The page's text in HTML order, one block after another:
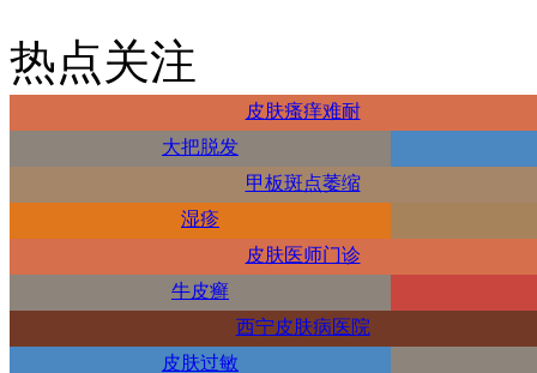
热点关注
皮肤瘙痒难耐
大把脱发
甲板斑点萎缩
湿疹
皮肤医师门诊
牛皮癣
西宁皮肤病医院
皮肤过敏